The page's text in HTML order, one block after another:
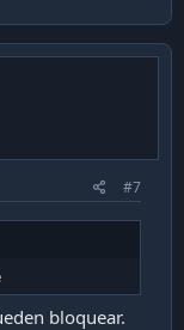
#7
bloquear.